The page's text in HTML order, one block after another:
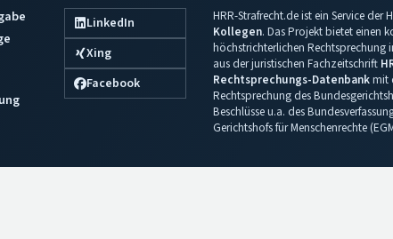
LinkedIn
Xing
Facebook
HRR-Strafrecht.de ist ein Service der
Kollegen. Das Projekt bietet einen
höchstrichterlichen Rechtsprechung
aus der juristischen Fachzeitschrift
Rechtsprechungs-Datenbankmit
Rechtsprechung des
Beschlüsse u.a. des
Gerichtshofs für Menschenrechte